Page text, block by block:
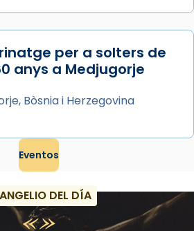
per a solters de
anys a Medjugorje
Bòsnia i Herzegovina
Eventos
DEL DÍA